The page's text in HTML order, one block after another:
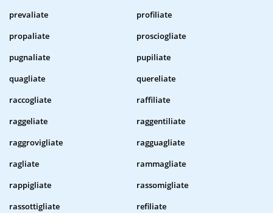
prevaliate
profiliate
propaliate
prosciogliate
pugnaliate
pupiliate
quagliate
quereliate
raccogliate
raffiliate
raggeliate
raggentiliate
raggrovigliate
ragguagliate
ragliate
rammagliate
rappigliate
rassomigliate
rassottigliate
refiliate